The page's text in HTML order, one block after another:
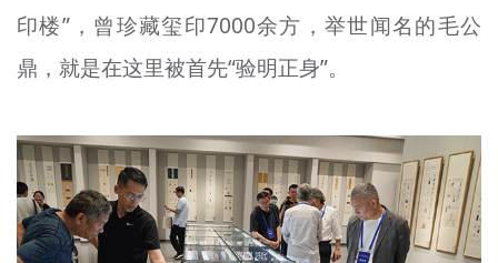
印楼”，曾珍藏玺印7000余方，举世闻名的毛公
鼎，就是在这里被首先“验明正身”。